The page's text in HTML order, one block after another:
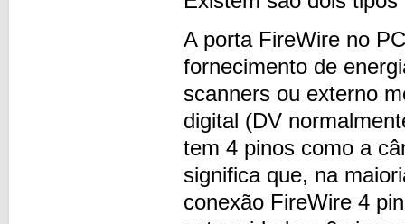
A porta FireWire no
fornecimento de
scanners ou externo
digital (DV
tem 4 pinos como a
significa que, na
conexão FireWire 4